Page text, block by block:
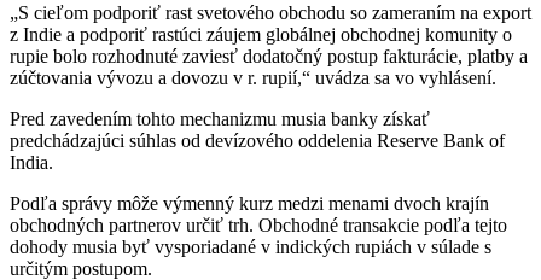
„S cieľom podporiť rast svetového obchodu so zameraním na export
z Indie a podporiť rastúci záujem globálnej obchodnej komunity o
rupie bolo rozhodnuté zaviesť dodatočný postup fakturácie, platby a
zúčtovania vývozu a dovozu v r. rupií,“ uvádza sa vo vyhlásení.
Pred zavedením tohto mechanizmu musia banky získať
predchádzajúci súhlas od devízového oddelenia Reserve Bank of
India.
Podľa správy môže výmenný kurz medzi menami dvoch krajín
obchodných partnerov určiť trh. Obchodné transakcie podľa tejto
dohody musia byť vysporiadané v indických rupiách v súlade s
určitým postupom.